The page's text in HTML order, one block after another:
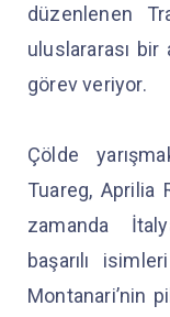
düzenlenen
uluslararası
görev veriyor.
Çölde
Tuareg, Aprilia
zamanda
başarılı
Montanari’nin